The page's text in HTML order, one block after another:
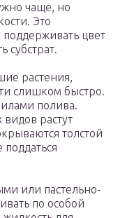
чаще, но
Это
цвет
субстрат.
растения,
слишком быстро.
полива.
растут
толстой
или пастельно-
по особой